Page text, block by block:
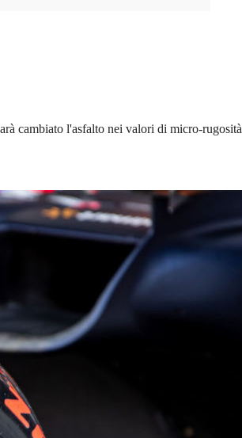
cambiato l'asfalto nei valori di micro-rugosità